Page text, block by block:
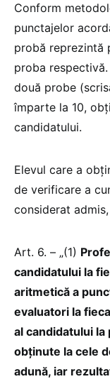
Conform
punctajelor
probă reprezintă
proba
două probe
împarte la 10,
candidatului.
Elevul care a
de verificare a
considerat
Art. 6. – „(1)
candidatului la
aritmetică a
evaluatori la
al candidatului
obținute la cele
adună, iar